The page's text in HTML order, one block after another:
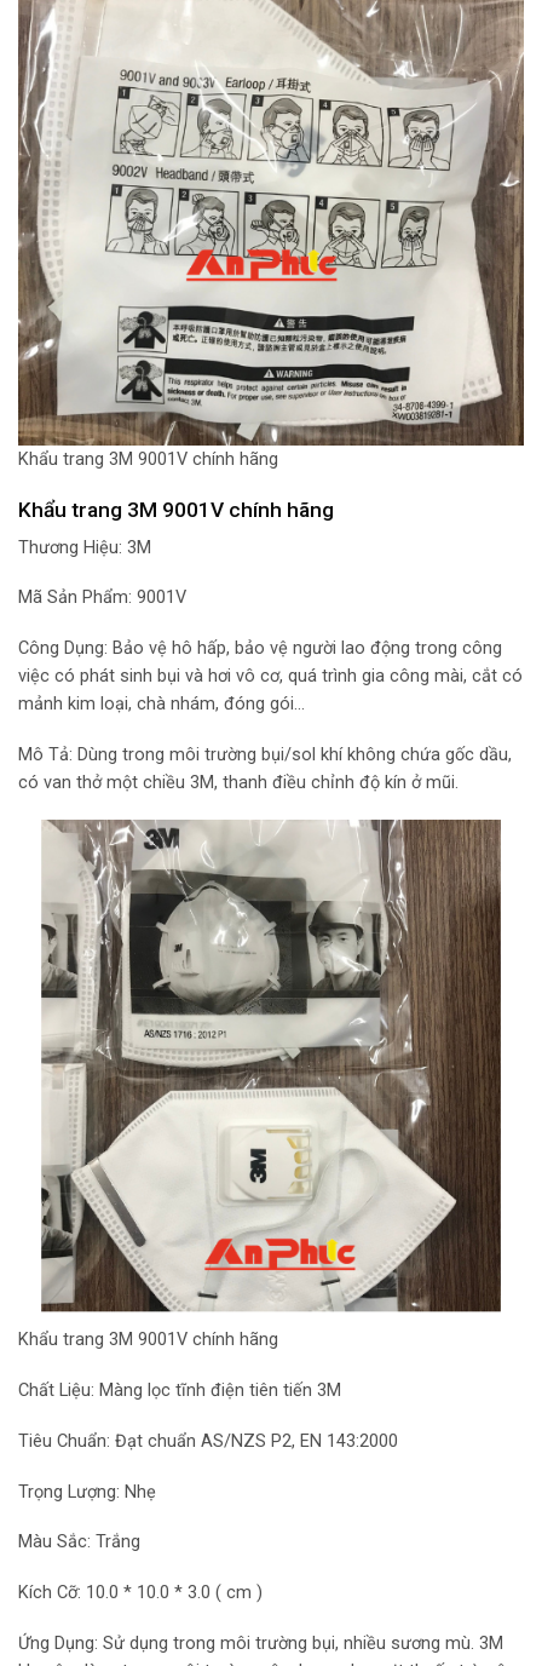
Khẩu trang 3M 9001V chính hãng
Khẩu trang 3M 9001V chính hãng
Thương Hiệu: 3M
Mã Sản Phẩm: 9001V
Công Dụng: Bảo vệ hô hấp, bảo vệ người lao động trong công
việc có phát sinh bụi và hơi vô cơ, quá trình gia công mài, cắt có
mảnh kim loại, chà nhám, đóng gói…
Mô Tả: Dùng trong môi trường bụi/sol khí không chứa gốc dầu,
có van thở một chiều 3M, thanh điều chỉnh độ kín ở mũi.
Khẩu trang 3M 9001V chính hãng
Chất Liệu: Màng lọc tĩnh điện tiên tiến 3M
Tiêu Chuẩn: Đạt chuẩn AS/NZS P2, EN 143:2000
Trọng Lượng: Nhẹ
Màu Sắc: Trắng
Kích Cỡ: 10.0 * 10.0 * 3.0 ( cm )
Ứng Dụng: Sử dụng trong môi trường bụi, nhiều sương mù. 3M